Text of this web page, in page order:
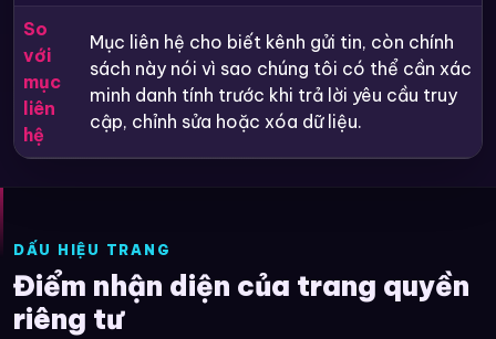
So
với
mục
liên
hệ
Mục liên hệ cho biết kênh gửi tin, còn chính
sách này nói vì sao chúng tôi có thể cần xác
minh danh tính trước khi trả lời yêu cầu truy
cập, chỉnh sửa hoặc xóa dữ liệu.
DẤU HIỆU TRANG
Điểm nhận diện của trang quyền
riêng tư